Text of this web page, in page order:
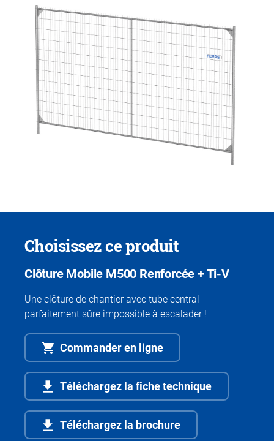
Choisissez ce produit
Clôture Mobile M500 Renforcée + Ti-V
Une clôture de chantier avec tube central
parfaitement sûre impossible à escalader !
Commander en ligne
Téléchargez la fiche technique
Téléchargez la brochure